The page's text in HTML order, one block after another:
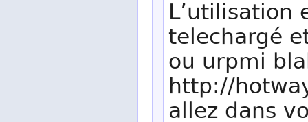
telechargé
ou urpmi
http://
allez dans